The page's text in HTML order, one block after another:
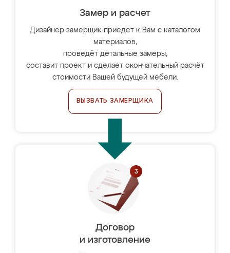
Замер и расчет
Дизайнер-замерщик приедет к Вам с каталогом
материалов,
проведёт детальные замеры,
составит проект и сделает окончательный расчёт
стоимости Вашей будущей мебели.
ВЫЗВАТЬ ЗАМЕРЩИКА
Договор
и изготовление